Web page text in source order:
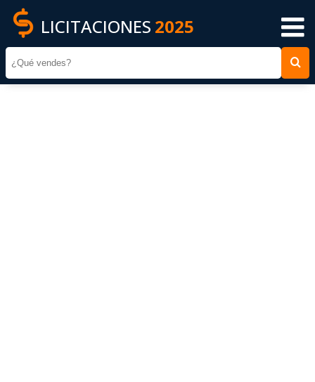
LICITACIONES 2025